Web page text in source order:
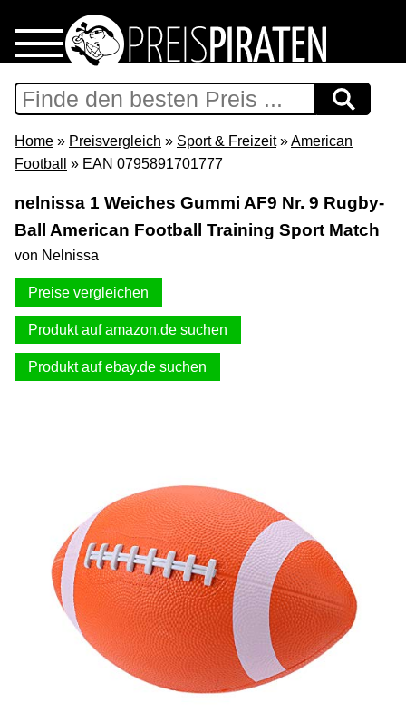
Home
Download
Support & Newsletter
Presse
Datenschutz
Impressum
Home » Preisvergleich » Sport & Freizeit»American
Football
» EAN 0795891701777
nelnissa 1 Weiches Gummi AF9 Nr. 9 Rugby-
Ball American Football Training Sport Match
von Nelnissa
Preise vergleichen
Produkt auf amazon.de suchen
Produkt auf ebay.de suchen